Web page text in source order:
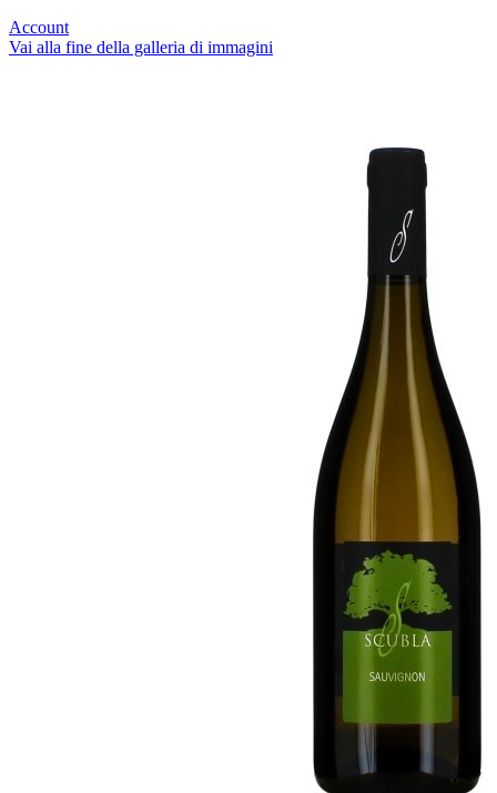
Account
Vai alla fine della galleria di immagini